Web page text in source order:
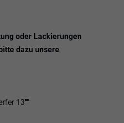
oder Lackierungen
dazu unsere
13""